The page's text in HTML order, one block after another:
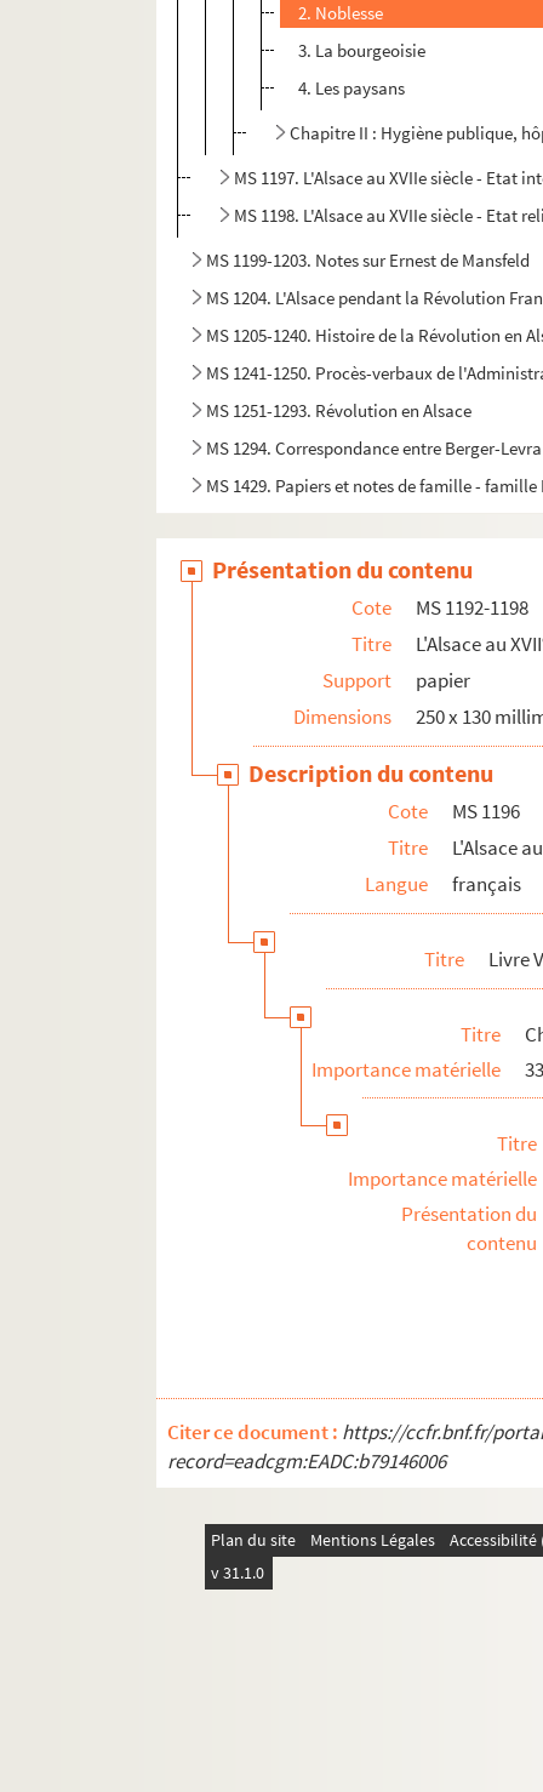
2. Noblesse
3. La bourgeoisie
4. Les paysans
Chapitre II : Hygiène publique,
MS 1197. L'Alsace au XVIIe siècle - Etat
MS 1198. L'Alsace au XVIIe siècle - Etat
MS 1199-1203. Notes sur Ernest de Mansfeld
MS 1204. L'Alsace pendant la Révolution
MS 1205-1240. Histoire de la Révolution en
MS 1241-1250. Procès-verbaux de
MS 1251-1293. Révolution en Alsace
MS 1294. Correspondance entre Berger-
MS 1429. Papiers et notes de famille - famille
Présentation du contenu
Cote
MS 1192-1198
Titre
L'Alsace au XVII
Support
papier
Dimensions
250 x 130
Description du contenu
Cote
MS 1196
Titre
L'Alsace
Langue
français
Titre Livre
Titre
Importance matérielle
Titre
Importance matérielle
Présentation du
contenu
Citer ce document : https://ccfr.bnf.fr/
record=eadcgm:EADC:b79146006
Plan du site Mentions Légales
v 31.1.0